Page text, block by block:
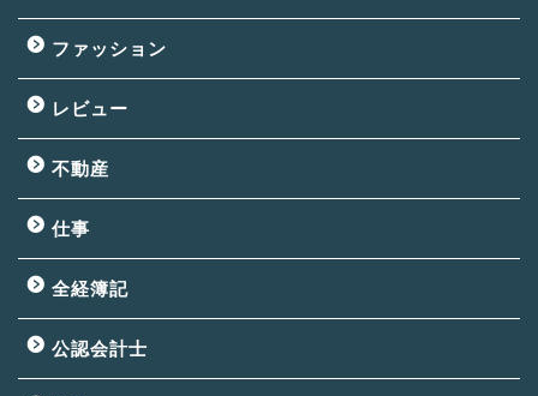
ファッション
レビュー
不動産
仕事
全経簿記
公認会計士